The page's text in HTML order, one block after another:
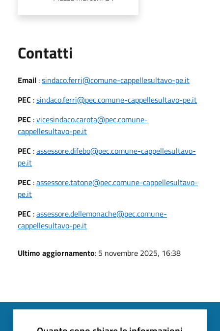
Contatti
Email :sindaco.ferri@comune-cappellesultavo-pe.it
PEC :sindaco.ferri@pec.comune-cappellesultavo-pe.it
PEC :vicesindaco.carota@pec.comune-
cappellesultavo-pe.it
PEC :assessore.difebo@pec.comune-cappellesultavo-
pe.it
PEC :assessore.tatone@pec.comune-cappellesultavo-
pe.it
PEC :assessore.dellemonache@pec.comune-
cappellesultavo-pe.it
Ultimo aggiornamento: 5 novembre 2025, 16:38